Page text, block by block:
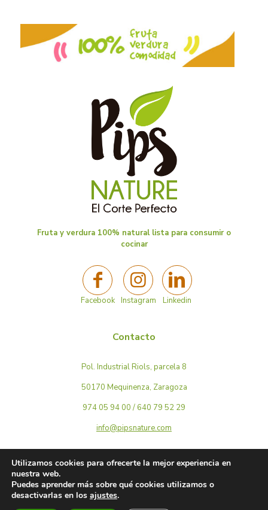
Fruta y verdura 100% natural lista para consumir o
cocinar
Facebook Instagram Linkedin
Contacto
Pol. Industrial Riols, parcela 8
50170 Mequinenza, Zaragoza
974 05 94 00 / 640 79 52 29
info@pipsnature.com
© 2026 Pips Nature | Todos los derechos reservados |
Utilizamos cookies para ofrecerte la mejor experiencia en
nuestra web.
Puedes aprender más sobre qué cookies utilizamos o
desactivarlas en los ajustes.
opción
de
1
a
Nada bien